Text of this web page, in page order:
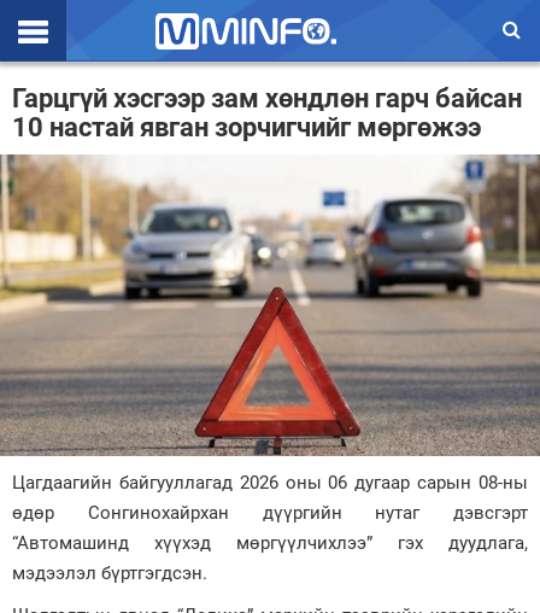
Эхлэл
Цаг агаар
Валют ханш
Улс төр
Эдийн засаг
Спорт
Нийгэм
Дэлхий
Зурхай
Гарцгүй хэсгээр зам хөндлөн гарч байсан
10 настай явган зорчигчийг мөргөжээ
Цагдаагийн байгууллагад 2026 оны 06 дугаар сарын 08-ны
өдөр Сонгинохайрхан дүүргийн нутаг дэвсгэрт
“Автомашинд хүүхэд мөргүүлчихлээ” гэх дуудлага,
мэдээлэл бүртгэгдсэн.